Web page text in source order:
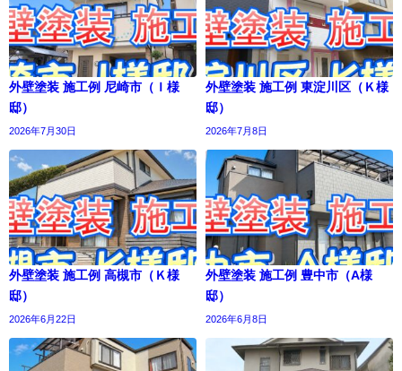
外壁塗装 施工例 尼崎市（Ｉ様
邸）
2026年7月30日
外壁塗装 施工例 東淀川区（Ｋ様
邸）
2026年7月8日
外壁塗装 施工例 高槻市（Ｋ様
邸）
2026年6月22日
外壁塗装 施工例 豊中市（A様
邸）
2026年6月8日